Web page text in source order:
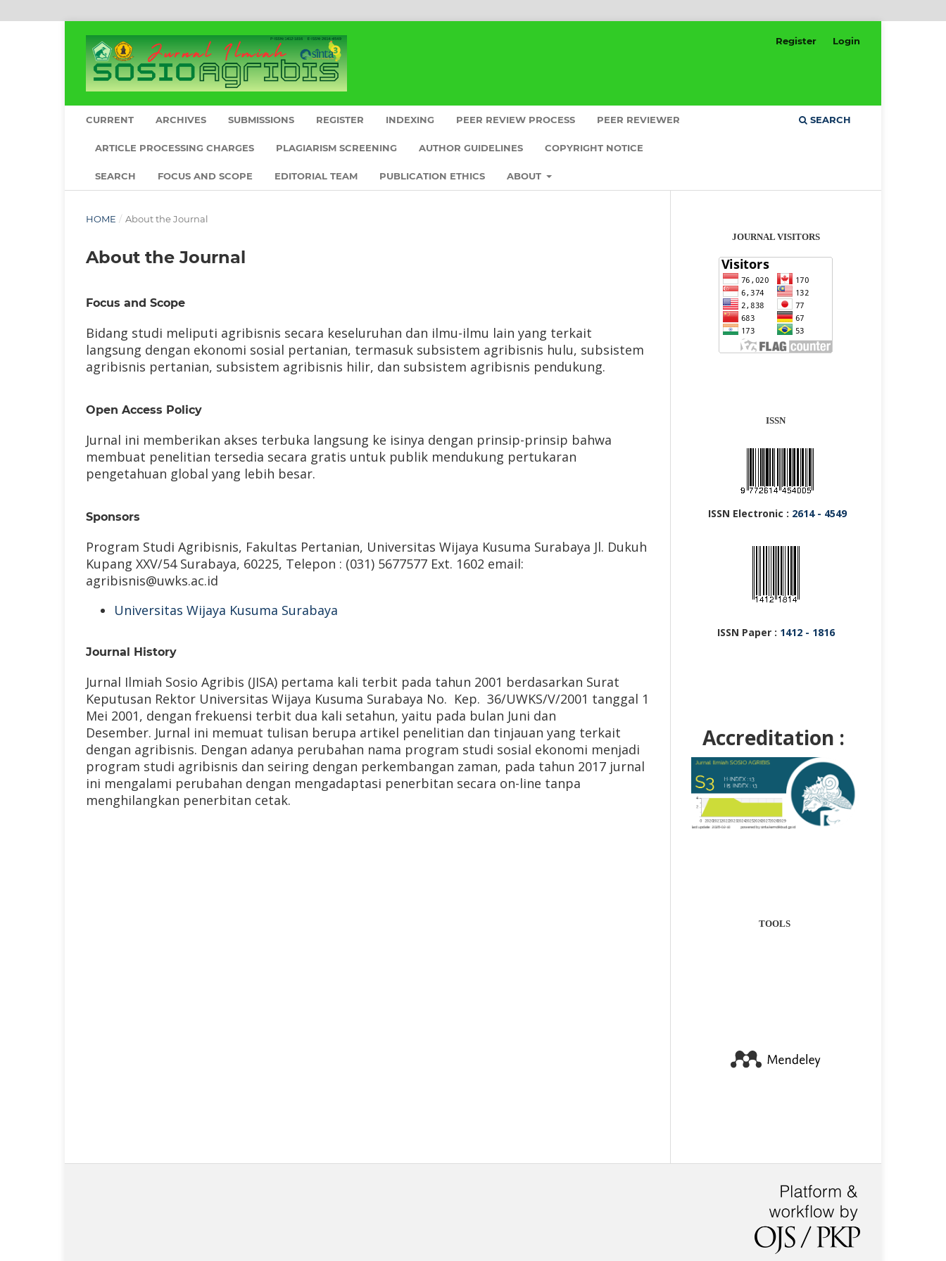
CURRENT ARCHIVES SUBMISSIONS REGISTER INDEXING PEER REVIEW PROCESS PEER REVIEWER
ARTICLE PROCESSING CHARGES PLAGIARISM SCREENING AUTHOR GUIDELINES COPYRIGHT NOTICE
SEARCH FOCUS AND SCOPE EDITORIAL TEAM PUBLICATION ETHICS ABOUT
SEARCH
Register Login
HOME / About the Journal
About the Journal
Focus and Scope
Bidang studi meliputi agribisnis secara keseluruhan dan ilmu-ilmu lain yang terkait
langsung dengan ekonomi sosial pertanian, termasuk subsistem agribisnis hulu, subsistem
agribisnis pertanian, subsistem agribisnis hilir, dan subsistem agribisnis pendukung.
Open Access Policy
Jurnal ini memberikan akses terbuka langsung ke isinya dengan prinsip-prinsip bahwa
membuat penelitian tersedia secara gratis untuk publik mendukung pertukaran
pengetahuan global yang lebih besar.
Sponsors
Program Studi Agribisnis, Fakultas Pertanian, Universitas Wijaya Kusuma Surabaya Jl. Dukuh
Kupang XXV/54 Surabaya, 60225, Telepon : (031) 5677577 Ext. 1602 email:
agribisnis@uwks.ac.id
Universitas Wijaya Kusuma Surabaya
Journal History
Jurnal Ilmiah Sosio Agribis (JISA) pertama kali terbit pada tahun 2001 berdasarkan Surat
Keputusan Rektor Universitas Wijaya Kusuma Surabaya No. Kep. 36/UWKS/V/2001 tanggal 1
Mei 2001, dengan frekuensi terbit dua kali setahun, yaitu pada bulan Juni dan
Desember. Jurnal ini memuat tulisan berupa artikel penelitian dan tinjauan yang terkait
dengan agribisnis. Dengan adanya perubahan nama program studi sosial ekonomi menjadi
program studi agribisnis dan seiring dengan perkembangan zaman, pada tahun 2017 jurnal
ini mengalami perubahan dengan mengadaptasi penerbitan secara on-line tanpa
menghilangkan penerbitan cetak.
JOURNAL VISITORS
ISSN
ISSN Electronic : 2614 - 4549
ISSN Paper : 1412 - 1816
Accreditation :
TOOLS